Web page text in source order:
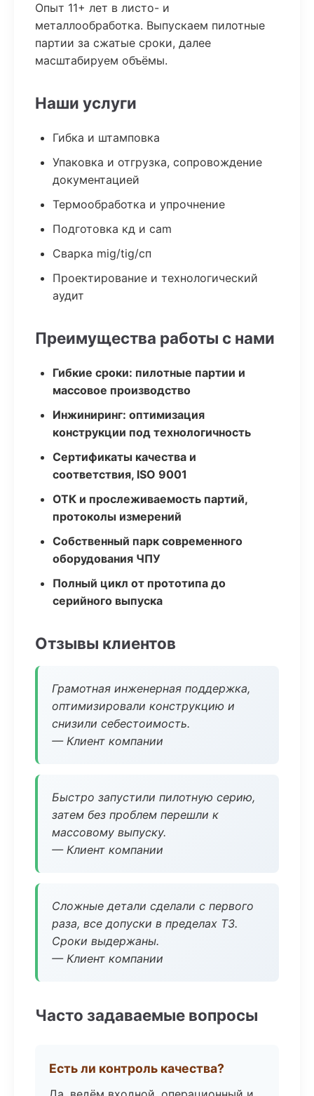
Опыт 11+ лет в листо- и
металлообработка. Выпускаем пилотные
партии за сжатые сроки, далее
масштабируем объёмы.
Наши услуги
Гибка и штамповка
Упаковка и отгрузка, сопровождение
документацией
Термообработка и упрочнение
Подготовка кд и cam
Сварка mig/tig/сп
Проектирование и технологический
аудит
Преимущества работы с нами
Гибкие сроки: пилотные партии и
массовое производство
Инжиниринг: оптимизация
конструкции под технологичность
Сертификаты качества и
соответствия, ISO 9001
ОТК и прослеживаемость партий,
протоколы измерений
Собственный парк современного
оборудования ЧПУ
Полный цикл от прототипа до
серийного выпуска
Отзывы клиентов
Грамотная инженерная поддержка,
оптимизировали конструкцию и
снизили себестоимость.
— Клиент компании
Быстро запустили пилотную серию,
затем без проблем перешли к
массовому выпуску.
— Клиент компании
Сложные детали сделали с первого
раза, все допуски в пределах ТЗ.
Сроки выдержаны.
— Клиент компании
Часто задаваемые вопросы
Есть ли контроль качества?